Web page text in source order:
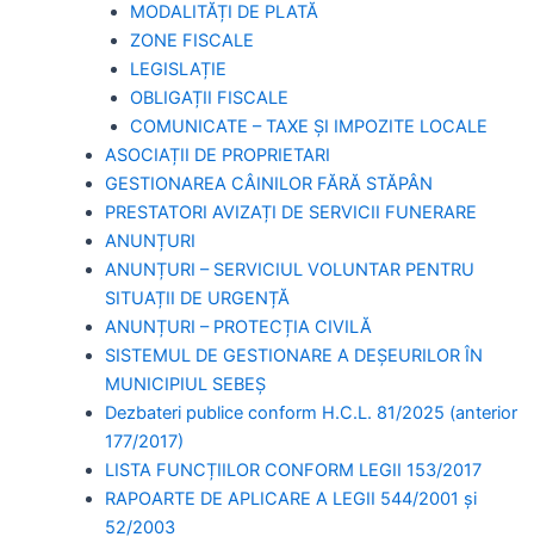
MODALITĂȚI DE PLATĂ
ZONE FISCALE
LEGISLAȚIE
OBLIGAȚII FISCALE
COMUNICATE – TAXE ȘI IMPOZITE LOCALE
ASOCIAȚII DE PROPRIETARI
GESTIONAREA CÂINILOR FĂRĂ STĂPÂN
PRESTATORI AVIZAȚI DE SERVICII FUNERARE
ANUNȚURI
ANUNȚURI – SERVICIUL VOLUNTAR PENTRU
SITUAȚII DE URGENȚĂ
ANUNȚURI – PROTECȚIA CIVILĂ
SISTEMUL DE GESTIONARE A DEȘEURILOR ÎN
MUNICIPIUL SEBEȘ
Dezbateri publice conform H.C.L. 81/2025 (anterior
177/2017)
LISTA FUNCȚIILOR CONFORM LEGII 153/2017
RAPOARTE DE APLICARE A LEGII 544/2001 și
52/2003